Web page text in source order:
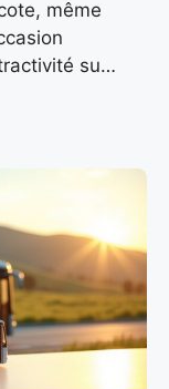
même
sur